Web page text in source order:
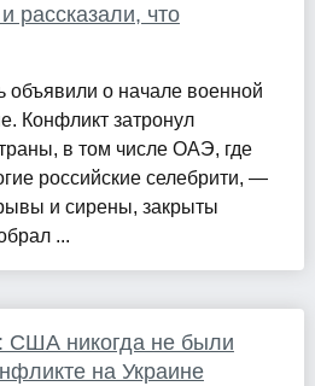
рассказали, что
о начале военной
Конфликт затронул
в том числе ОАЭ, где
российские селебрити, —
и сирены, закрыты
...
США никогда не были
на Украине